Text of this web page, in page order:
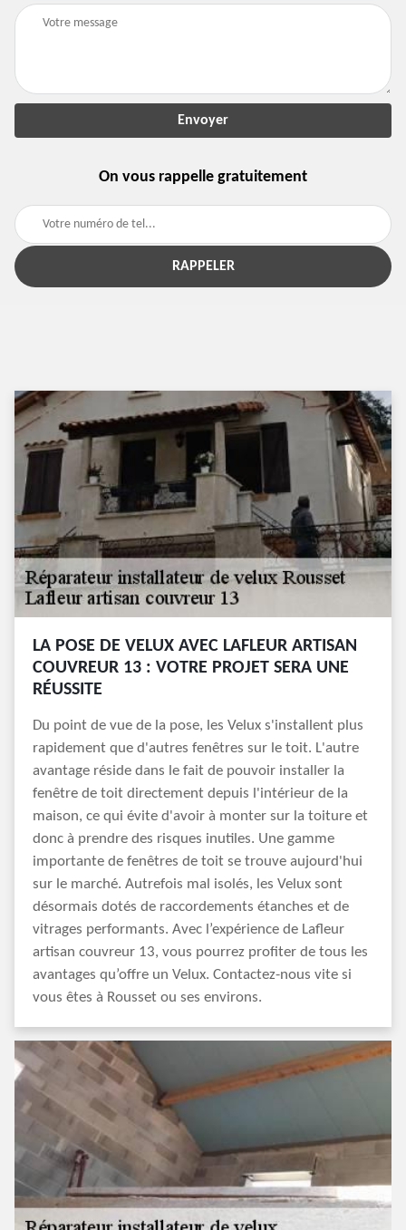
On vous rappelle gratuitement
LA POSE DE VELUX AVEC LAFLEUR ARTISAN
COUVREUR 13 : VOTRE PROJET SERA UNE
RÉUSSITE
Du point de vue de la pose, les Velux s'installent plus
rapidement que d'autres fenêtres sur le toit. L'autre
avantage réside dans le fait de pouvoir installer la
fenêtre de toit directement depuis l'intérieur de la
maison, ce qui évite d'avoir à monter sur la toiture et
donc à prendre des risques inutiles. Une gamme
importante de fenêtres de toit se trouve aujourd'hui
sur le marché. Autrefois mal isolés, les Velux sont
désormais dotés de raccordements étanches et de
vitrages performants. Avec l’expérience de Lafleur
artisan couvreur 13, vous pourrez profiter de tous les
avantages qu’offre un Velux. Contactez-nous vite si
vous êtes à Rousset ou ses environs.